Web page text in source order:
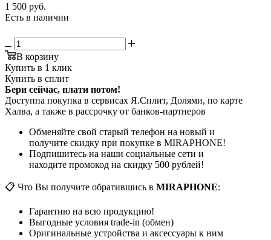
1 500 руб.
Есть в наличии
В корзину
Купить в 1 клик
Купить в сплит
Бери сейчас, плати потом!
Доступна покупка в сервисах Я.Сплит, Долями, по карте
Халва, а также в рассрочку от банков-партнеров
Обменяйте свой старый телефон на новый и
получите скидку при покупке в MIRAPHONE!
Подпишитесь на наши социальные сети и
находите промокод на скидку 500 рублей!
📋 Что Вы получите обратившись в MIRAPHONE:
Гарантию на всю продукцию!
Выгодные условия trade-in (обмен)
Оригинальные устройства и аксессуары к ним